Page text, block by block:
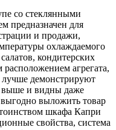
со стеклянными
предназначен для
и продажи,
охлаждаемого
кондитерских
агрегата,
демонстрируют
выше и видны даже
выложить товар
шкафа Капри
свойства, система